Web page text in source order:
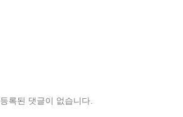
등록된 댓글이 없습니다.